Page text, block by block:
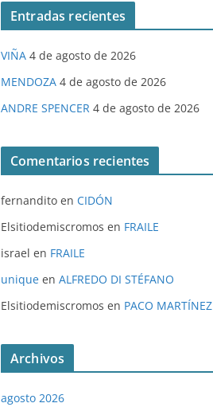
Entradas recientes
VIÑA 4 de agosto de 2026
MENDOZA 4 de agosto de 2026
ANDRE SPENCER 4 de agosto de 2026
Comentarios recientes
fernandito en CIDÓN
Elsitiodemiscromos en FRAILE
israel en FRAILE
unique en ALFREDO DI STÉFANO
Elsitiodemiscromos en PACO MARTÍNEZ
Archivos
agosto 2026